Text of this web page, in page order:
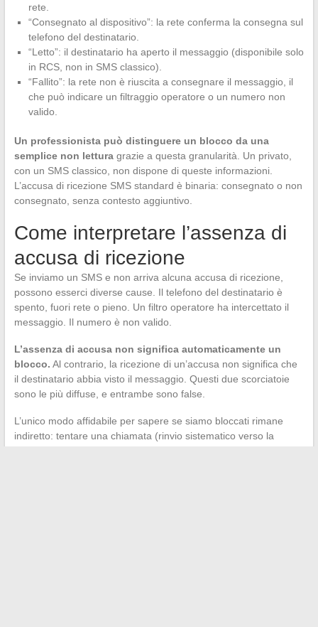
rete.
“Consegnato al dispositivo”: la rete conferma la consegna sul
telefono del destinatario.
“Letto”: il destinatario ha aperto il messaggio (disponibile solo
in RCS, non in SMS classico).
“Fallito”: la rete non è riuscita a consegnare il messaggio, il
che può indicare un filtraggio operatore o un numero non
valido.
Un professionista può distinguere un blocco da una
semplice non letturagrazie a questa granularità. Un privato,
con un SMS classico, non dispone di queste informazioni.
L’accusa di ricezione SMS standard è binaria: consegnato o non
consegnato, senza contesto aggiuntivo.
Come interpretare l’assenza di
accusa di ricezione
Se inviamo un SMS e non arriva alcuna accusa di ricezione,
possono esserci diverse cause. Il telefono del destinatario è
spento, fuori rete o pieno. Un filtro operatore ha intercettato il
messaggio. Il numero è non valido.
L’assenza di accusa non significa automaticamente un
blocco. Al contrario, la ricezione di un’accusa non significa che
il destinatario abbia visto il messaggio. Questi due scorciatoie
sono le più diffuse, e entrambe sono false.
L’unico modo affidabile per sapere se siamo bloccati rimane
indiretto: tentare una chiamata (rinvio sistematico verso la